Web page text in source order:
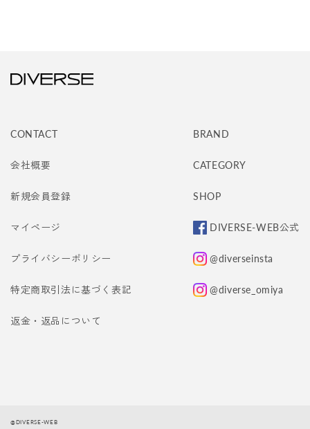
CONTACT
会社概要
新規会員登録
マイページ
プライバシーポリシー
特定商取引法に基づく表記
返金・返品について
BRAND
CATEGORY
SHOP
DIVERSE-WEB公式
@diverseinsta
@diverse_omiya
@DIVERSE-WEB